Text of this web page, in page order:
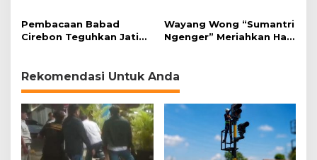
Cirebon
Pembacaan Babad
Cirebon Teguhkan Jati
Wayang Wong “Sumantri
Ngenger” Meriahkan Hari
Rekomendasi Untuk Anda